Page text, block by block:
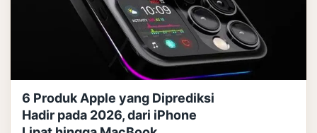
6 Produk Apple yang Diprediksi
Hadir pada 2026, dari iPhone